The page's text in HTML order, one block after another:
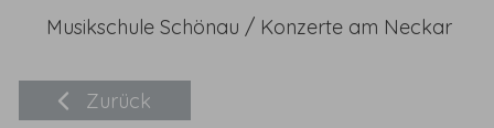
Musikschule Schönau / Konzerte am Neckar
Zurück